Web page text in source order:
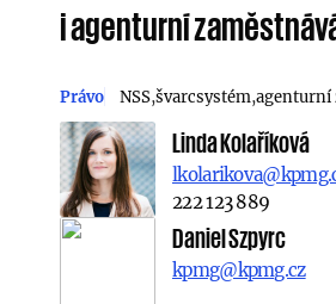
i agenturní
Právo NSS švarcsystém agenturní
Linda Kolaříková
222 123 889
Daniel Szpyrc
kpmg@kpmg.cz